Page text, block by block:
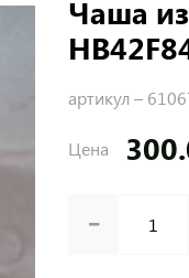
Чаша
артикул –
Цена